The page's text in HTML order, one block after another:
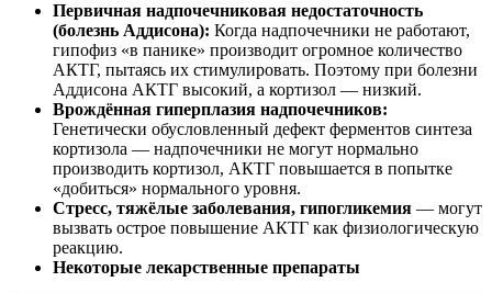
Первичная надпочечниковая недостаточность
(болезнь Аддисона): Когда надпочечники не работают,
гипофиз «в панике» производит огромное количество
АКТГ, пытаясь их стимулировать. Поэтому при болезни
Аддисона АКТГ высокий, а кортизол — низкий.
Врождённая гиперплазия надпочечников:
Генетически обусловленный дефект ферментов синтеза
кортизола — надпочечники не могут нормально
производить кортизол, АКТГ повышается в попытке
«добиться» нормального уровня.
Стресс, тяжёлые заболевания, гипогликемия — могут
вызвать острое повышение АКТГ как физиологическую
реакцию.
Некоторые лекарственные препараты